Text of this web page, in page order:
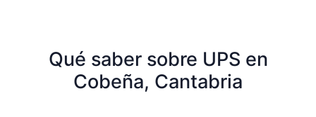
Qué saber sobre UPS en
Cobeña, Cantabria